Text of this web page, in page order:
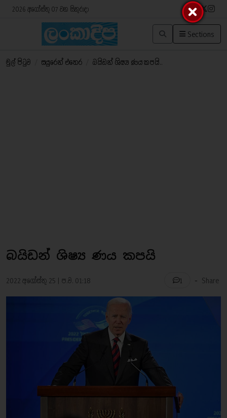
2026 අගෝස්තු 07 වන සිකුරාදා
Sections
මුල් පිටුව සයුරෙන් එතෙර බයිඩන් ශිෂ්‍ය ණය කපයි..
බයිඩන් ශිෂ්‍ය ණය කපයි
2022 අගෝස්තු 25 | ප.ව. 01:18 1 - Share